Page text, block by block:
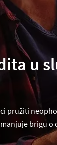
u
pružiti
brigu